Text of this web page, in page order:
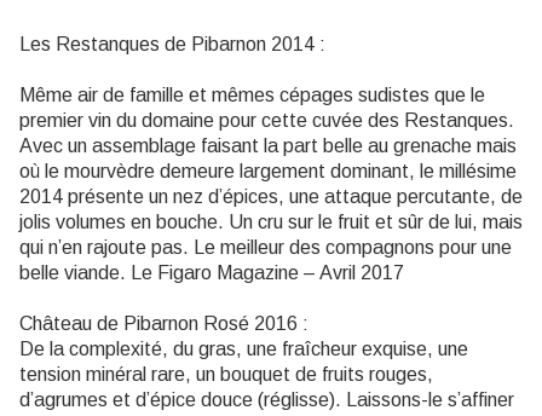
Les Restanques de Pibarnon 2014 :
Même air de famille et mêmes cépages sudistes que le
premier vin du domaine pour cette cuvée des Restanques.
Avec un assemblage faisant la part belle au grenache mais
où le mourvèdre demeure largement dominant, le millésime
2014 présente un nez d’épices, une attaque percutante, de
jolis volumes en bouche. Un cru sur le fruit et sûr de lui, mais
qui n’en rajoute pas. Le meilleur des compagnons pour une
belle viande. Le Figaro Magazine – Avril 2017
Château de Pibarnon Rosé 2016 :
De la complexité, du gras, une fraîcheur exquise, une
tension minéral rare, un bouquet de fruits rouges,
d’agrumes et d’épice douce (réglisse). Laissons-le s’affiner